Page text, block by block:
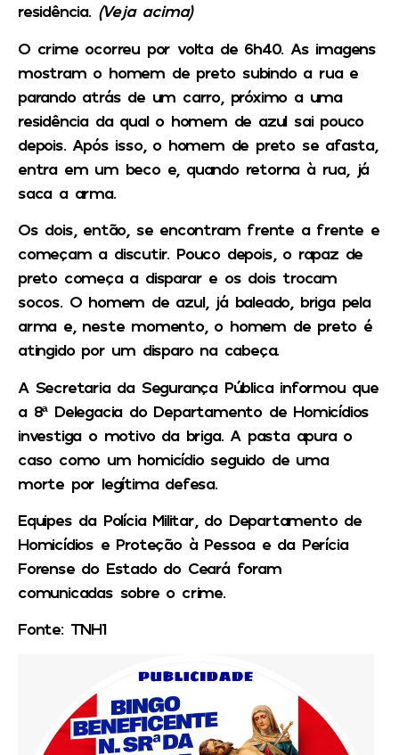
residência. (Veja acima)
O crime ocorreu por volta de 6h40. As imagens
mostram o homem de preto subindo a rua e
parando atrás de um carro, próximo a uma
residência da qual o homem de azul sai pouco
depois. Após isso, o homem de preto se afasta,
entra em um beco e, quando retorna à rua, já
saca a arma.
Os dois, então, se encontram frente a frente e
começam a discutir. Pouco depois, o rapaz de
preto começa a disparar e os dois trocam
socos. O homem de azul, já baleado, briga pela
arma e, neste momento, o homem de preto é
atingido por um disparo na cabeça.
A Secretaria da Segurança Pública informou que
a 8ª Delegacia do Departamento de Homicídios
investiga o motivo da briga. A pasta apura o
caso como um homicídio seguido de uma
morte por legítima defesa.
Equipes da Polícia Militar, do Departamento de
Homicídios e Proteção à Pessoa e da Perícia
Forense do Estado do Ceará foram
comunicadas sobre o crime.
Fonte: TNH1